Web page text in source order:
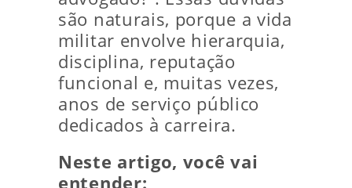
são naturais, porque a vida
militar envolve hierarquia,
disciplina, reputação
funcional e, muitas vezes,
anos de serviço público
dedicados à carreira.
Neste artigo, você vai
entender: